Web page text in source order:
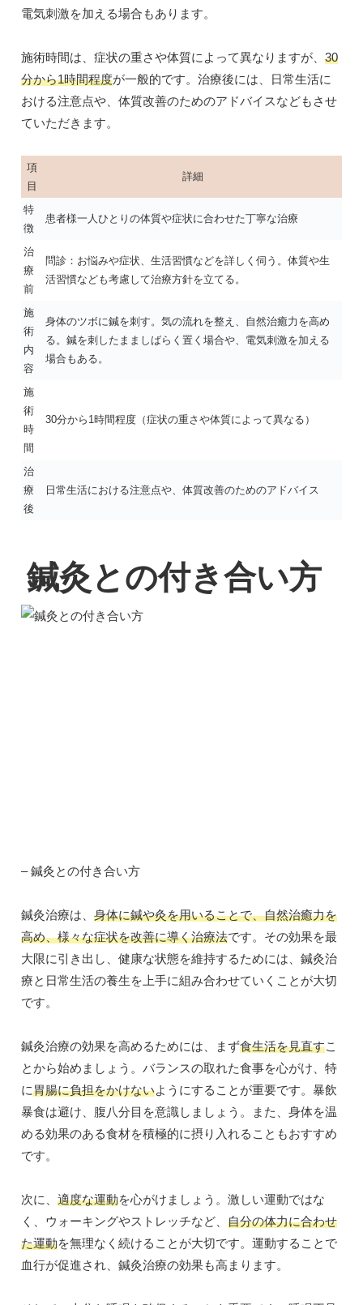
電気刺激を加える場合もあります。
施術時間は、症状の重さや体質によって異なりますが、 30
分から1時間程度が一般的です。治療後には、日常生活に
おける注意点や、体質改善のためのアドバイスなどもさせ
ていただきます。
項
目
詳細
特
徴
患者様一人ひとりの体質や症状に合わせた丁寧な治療
治
療
前
問診：お悩みや症状、生活習慣などを詳しく伺う。体質や生
活習慣なども考慮して治療方針を立てる。
施
術
内
容
身体のツボに鍼を刺す。気の流れを整え、自然治癒力を高め
る。鍼を刺したまましばらく置く場合や、電気刺激を加える
場合もある。
施
術
時
間
30分から1時間程度（症状の重さや体質によって異なる）
治
療
後
日常生活における注意点や、体質改善のためのアドバイス
鍼灸との付き合い方
– 鍼灸との付き合い方
鍼灸治療は、 身体に鍼や灸を用いることで、自然治癒力を
高め、様々な症状を改善に導く治療法です。その効果を最
大限に引き出し、健康な状態を維持するためには、鍼灸治
療と日常生活の養生を上手に組み合わせていくことが大切
です。
鍼灸治療の効果を高めるためには、まず食生活を見直すこ
とから始めましょう。バランスの取れた食事を心がけ、特
に胃腸に負担をかけないようにすることが重要です。暴飲
暴食は避け、腹八分目を意識しましょう。また、身体を温
める効果のある食材を積極的に摂り入れることもおすすめ
です。
次に、 適度な運動を心がけましょう。激しい運動ではな
く、ウォーキングやストレッチなど、 自分の体力に合わせ
た運動を無理なく続けることが大切です。運動することで
血行が促進され、鍼灸治療の効果も高まります。